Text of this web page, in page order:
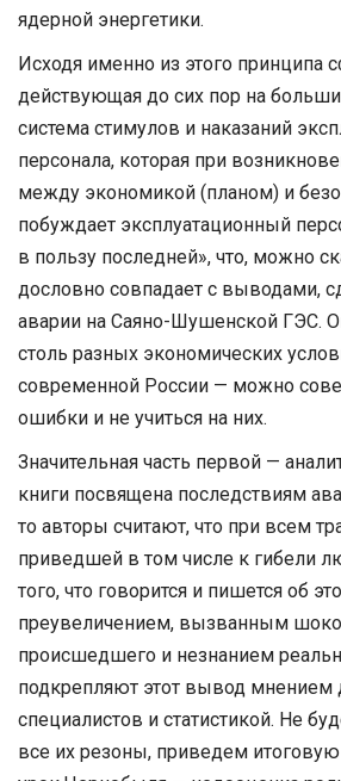
ядерной энергетики.
Исходя именно из этого принципа
действующая до сих пор на
система стимулов и наказаний
персонала, которая при
между экономикой (планом) и
побуждает эксплуатационный
в пользу последней», что, можно
дословно совпадает с выводами,
аварии на Саяно-Шушенской ГЭС.
столь разных экономических
современной России — можно
ошибки и не учиться на них.
Значительная часть первой —
книги посвящена последствиям
то авторы считают, что при всем
приведшей в том числе к гибели
того, что говорится и пишется об
преувеличением, вызванным
происшедшего и незнанием
подкрепляют этот вывод мнением
специалистов и статистикой. Не
все их резоны, приведем